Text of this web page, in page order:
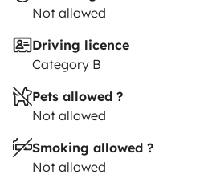
Not allowed
Driving licence
Category B
Pets allowed ?
Not allowed
Smoking allowed ?
Not allowed